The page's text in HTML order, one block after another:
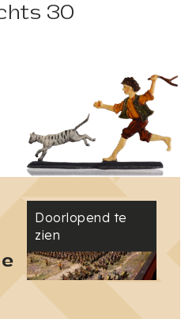
30
Doorlopend te
zien